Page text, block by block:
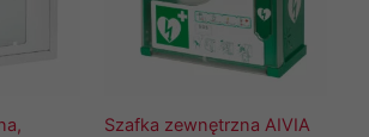
Szafka zewnętrzna AIVIA